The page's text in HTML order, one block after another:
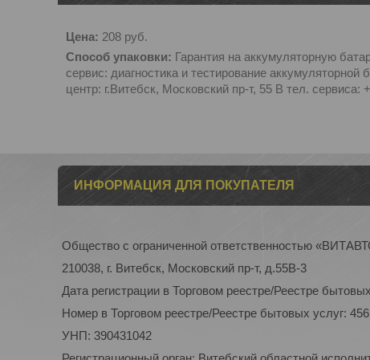
Цена: 208 руб.
Способ упаковки: Гарантия на аккумуляторную
сервис: диагностика и тестирование
центр: г.Витебск, Московский пр-т, 55 B тел. сервиса:
ИНФОРМАЦИЯ ДЛЯ ПОКУПАТЕЛЯ
Общество с ограниченной ответственностью
210038, г. Витебск, Московский пр-т, д.55В-3
Дата регистрации в Торговом реестре/Реестре
Номер в Торговом реестре/Реестре бытовых услуг:
УНП: 390431042